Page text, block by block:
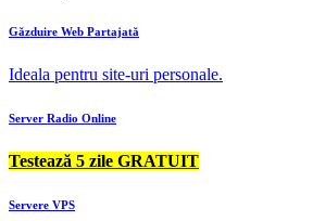
Găzduire Web Partajată
Ideala pentru site-uri personale.
Server Radio Online
Testează 5 zile GRATUIT
Servere VPS